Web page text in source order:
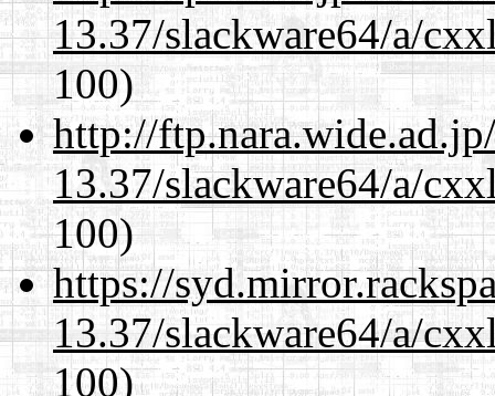
13.37/slackware64/a/
100)
http://
13.37/slackware64/a/
100)
https://
13.37/slackware64/a/
100)